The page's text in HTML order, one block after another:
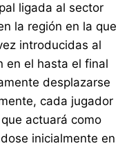
ligada al sector
la región en la que
introducidas al
en el hasta el final
desplazarse
cada jugador
actuará como
inicialmente en